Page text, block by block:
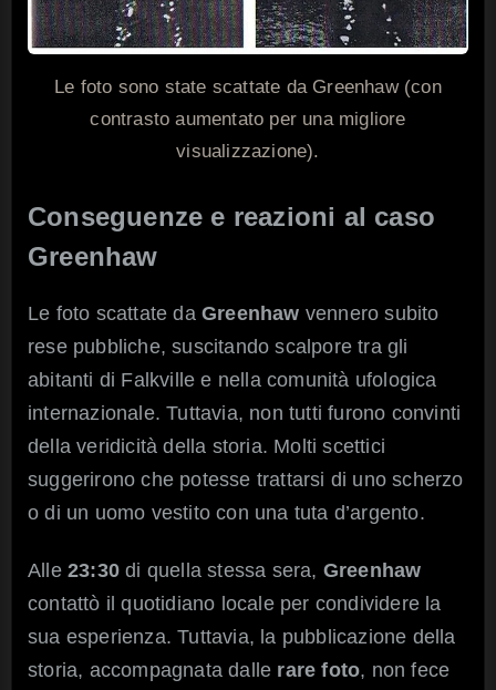
Le foto sono state scattate da Greenhaw (con
contrasto aumentato per una migliore
visualizzazione).
Conseguenze e reazioni al caso
Greenhaw
Le foto scattate da Greenhaw vennero subito
rese pubbliche, suscitando scalpore tra gli
abitanti di Falkville e nella comunità ufologica
internazionale. Tuttavia, non tutti furono convinti
della veridicità della storia. Molti scettici
suggerirono che potesse trattarsi di uno scherzo
o di un uomo vestito con una tuta d’argento.
Alle 23:30 di quella stessa sera, Greenhaw
contattò il quotidiano locale per condividere la
sua esperienza. Tuttavia, la pubblicazione della
storia, accompagnata dalle rare foto, non fece